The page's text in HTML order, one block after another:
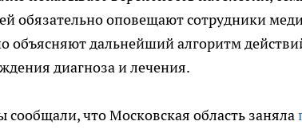
обязательно оповещают сотрудники
объясняют дальнейший алгоритм
диагноза и лечения.
сообщали, что Московская область заняла